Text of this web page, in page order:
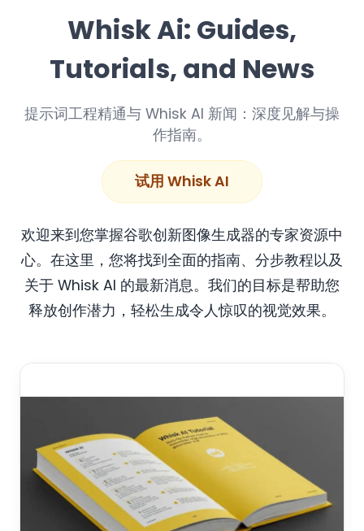
Whisk Ai: Guides,
Tutorials, and News
提示词工程精通与 Whisk AI 新闻：深度见解与操
作指南。
试用 Whisk AI
欢迎来到您掌握谷歌创新图像生成器的专家资源中
心。在这里，您将找到全面的指南、分步教程以及
关于 Whisk AI 的最新消息。我们的目标是帮助您
释放创作潜力，轻松生成令人惊叹的视觉效果。